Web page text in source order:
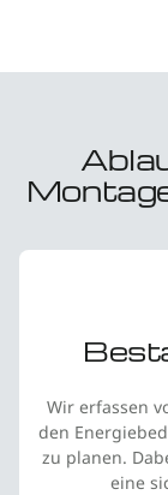
Wir erfassen
den
zu planen.
eine